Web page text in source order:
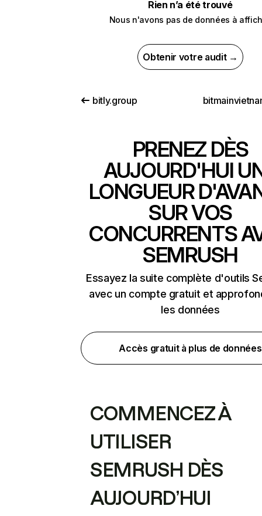
Rien n’a été trouvé
Nous n'avons pas de données à
Obtenir votre audit →
bitly.group
PRENEZ DÈS
AUJOURD'HUI
LONGUEUR
SUR VOS
CONCURRENTS
SEMRUSH
Essayez la suite complète d'outils
avec un compte gratuit et
les données
Accès gratuit à plus de données
COMMENCEZ À
UTILISER
SEMRUSH DÈS
AUJOURD’HUI